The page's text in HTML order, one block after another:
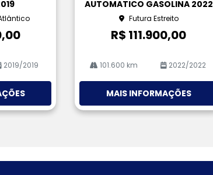
2019/2019
AUTOMATICO GASOLINA 2022
Futura Estreito
R$ 111.900,00
101.600 km 2022/2022
MAIS INFORMAÇÕES